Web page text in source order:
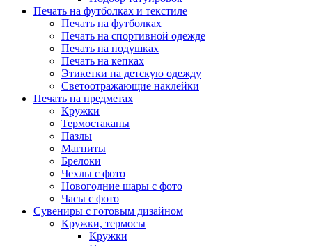
Печать на футболках и текстиле
Печать на футболках
Печать на спортивной одежде
Печать на подушках
Печать на кепках
Этикетки на детскую одежду
Светоотражающие наклейки
Печать на предметах
Кружки
Термостаканы
Пазлы
Магниты
Брелоки
Чехлы с фото
Новогодние шары с фото
Часы с фото
Сувениры с готовым дизайном
Кружки, термосы
Кружки